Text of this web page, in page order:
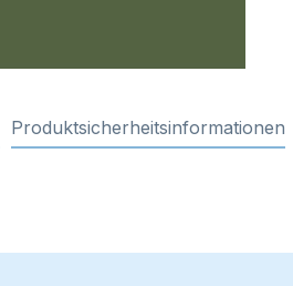
Produktsicherheitsinformationen